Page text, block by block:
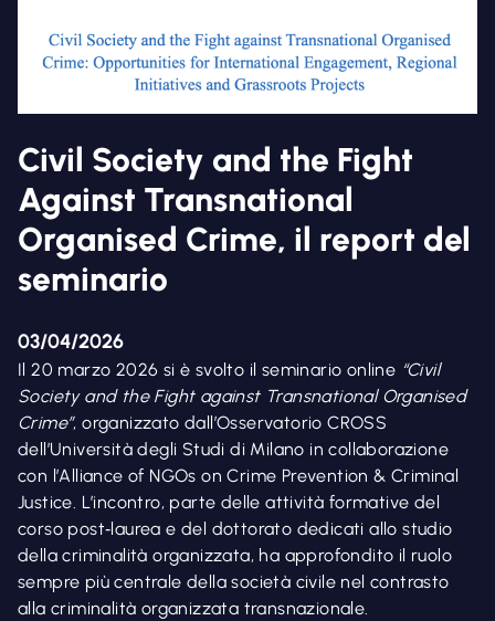
Civil Society and the Fight
Against Transnational
Organised Crime, il report del
seminario
03/04/2026
Il 20 marzo 2026 si è svolto il seminario online “Civil
Society and the Fight against Transnational Organised
Crime”, organizzato dall’Osservatorio CROSS
dell’Università degli Studi di Milano in collaborazione
con l’Alliance of NGOs on Crime Prevention & Criminal
Justice. L’incontro, parte delle attività formative del
corso post‑laurea e del dottorato dedicati allo studio
della criminalità organizzata, ha approfondito il ruolo
sempre più centrale della società civile nel contrasto
alla criminalità organizzata transnazionale.